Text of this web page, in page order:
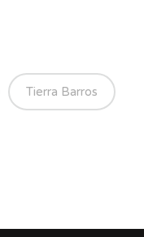
Tierra Barros